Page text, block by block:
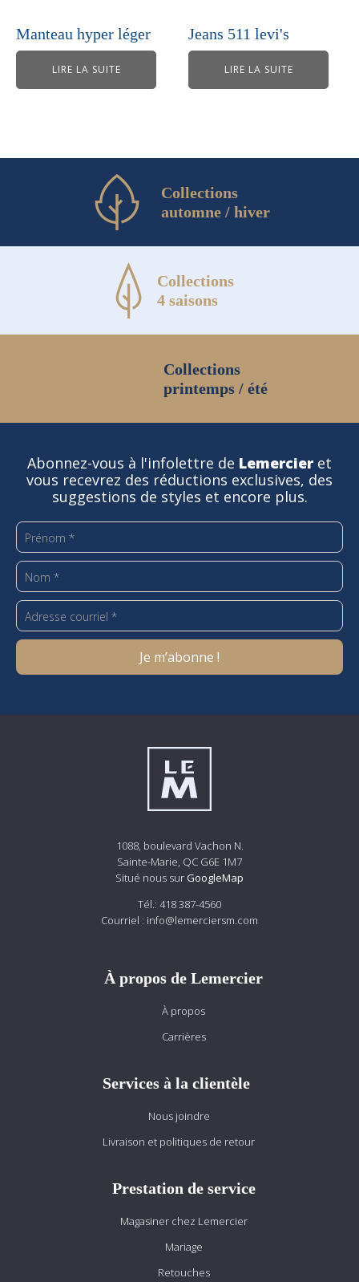
Manteau hyper léger
LIRE LA SUITE
Jeans 511 levi's
LIRE LA SUITE
Collections
automne / hiver
Collections
4 saisons
Collections
printemps / été
Abonnez-vous à l'infolettre de Lemercier et
vous recevrez des réductions exclusives, des
suggestions de styles et encore plus.
1088, boulevard Vachon N.
Sainte-Marie, QC G6E 1M7
Situé nous sur GoogleMap
Tél.: 418 387-4560
Courriel : info@lemerciersm.com
À propos de Lemercier
À propos
Carrières
Services à la clientèle
Nous joindre
Livraison et politiques de retour
Prestation de service
Magasiner chez Lemercier
Mariage
Retouches